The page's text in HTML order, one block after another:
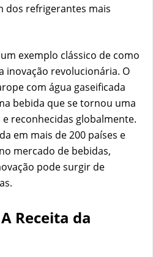
dos refrigerantes mais
exemplo clássico de como
inovação revolucionária. O
com água gaseificada
bebida que se tornou uma
reconhecidas globalmente.
em mais de 200 países e
no mercado de bebidas,
pode surgir de
Receita da